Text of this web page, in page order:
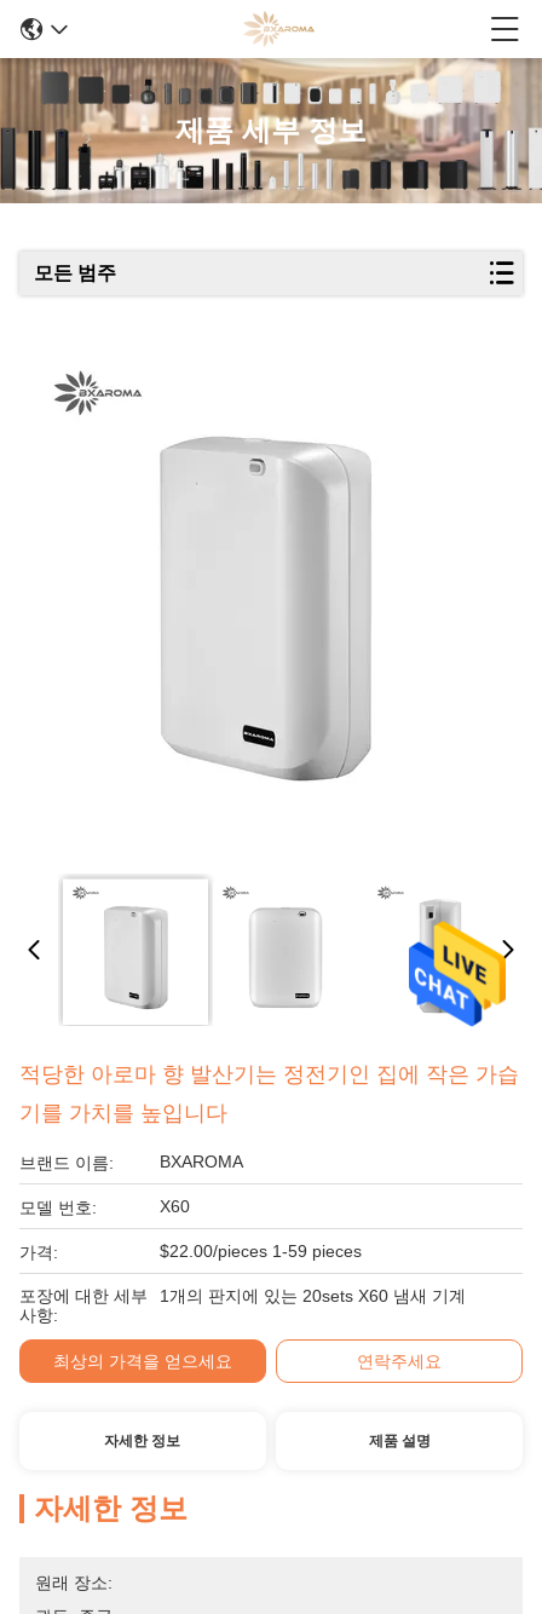
제품 세부 정보
모든 범주
적당한 아로마 향 발산기는 정전기인 집에 작은 가습
기를 가치를 높입니다
브랜드 이름: BXAROMA
모델 번호: X60
가격: $22.00/pieces 1-59 pieces
포장에 대한 세부
사항:
1개의 판지에 있는 20sets X60 냄새 기계
최상의 가격을 얻으세요 연락주세요
자세한 정보 제품 설명
자세한 정보
원래 장소: